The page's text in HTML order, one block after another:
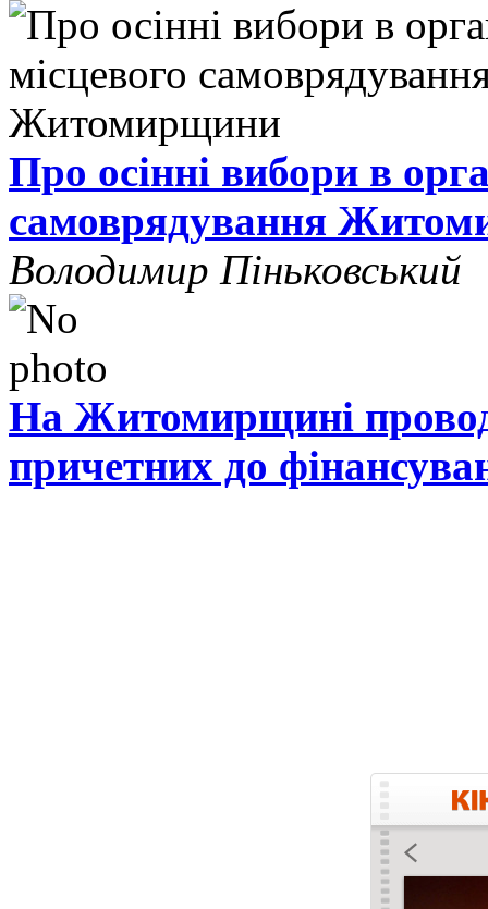
Про осінні вибори в
самоврядування
Володимир Піньковський
На Житомирщині
причетних до